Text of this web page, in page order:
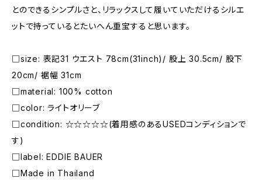
とのできるシンプルさと、リラックスして履いていただけるシルエ
ットで持っているとたいへん重宝すると思います。
□size: 表記31 ウエスト 78cm(31inch)/ 股上 30.5cm/ 股下
20cm/ 裾幅 31cm
□material: 100% cotton
□color: ライトオリーブ
□condition: ☆☆☆☆☆(着用感のあるUSEDコンディションで
す)
□label: EDDIE BAUER
□Made in Thailand